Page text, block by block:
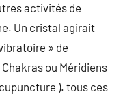
activités de
Un cristal agirait
» de
ou Méridiens
). tous ces